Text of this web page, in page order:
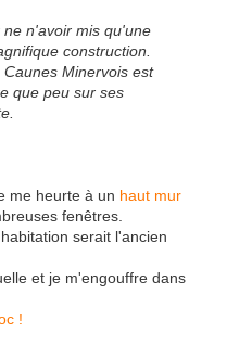
n'avoir mis qu'une
construction.
Minervois est
que peu sur ses
me heurte à un haut mur
fenêtres.
serait l'ancien
et je m'engouffre dans
!